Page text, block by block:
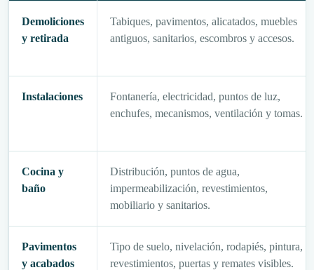
Demoliciones
y retirada
Tabiques, pavimentos, alicatados, muebles
antiguos, sanitarios, escombros y accesos.
Instalaciones
Fontanería, electricidad, puntos de luz,
enchufes, mecanismos, ventilación y tomas.
Cocina y
baño
Distribución, puntos de agua,
impermeabilización, revestimientos,
mobiliario y sanitarios.
Pavimentos
y acabados
Tipo de suelo, nivelación, rodapiés, pintura,
revestimientos, puertas y remates visibles.